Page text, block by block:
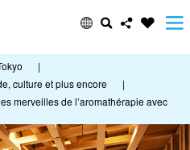
|
culture et plus encore
|
merveilles de l’aromathérapie avec